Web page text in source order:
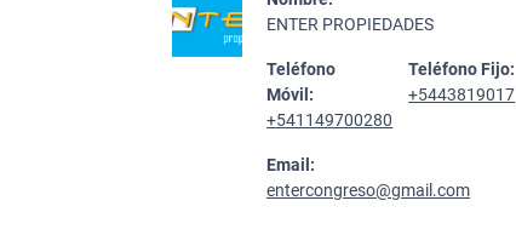
ENTER PROPIEDADES
Teléfono
Móvil:
+541149700280
Teléfono Fijo:
+5443819017
Email:
entercongreso@gmail.com